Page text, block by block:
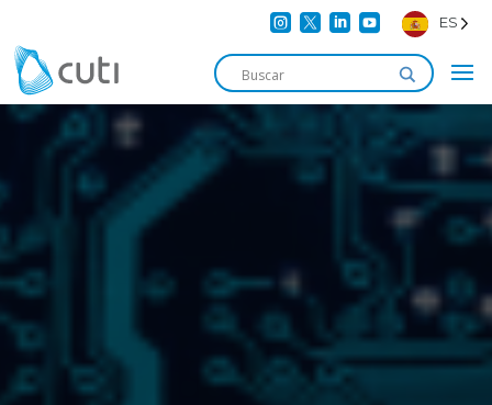
    ES